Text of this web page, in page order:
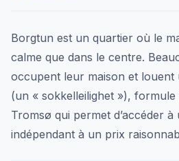
Borgtun est un quartier où le
calme que dans le centre.
occupent leur maison et louent
(un « sokkelleilighet »),
Tromsø qui permet d’accéder
indépendant à un prix